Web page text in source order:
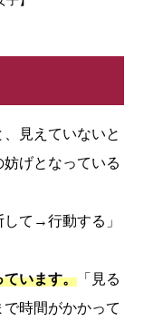
見えていないと
げとなっている
て→行動する」
ています。 「見る
時間がかかって